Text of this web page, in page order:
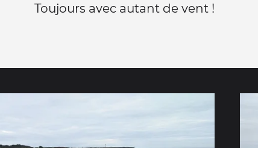
Toujours avec autant de vent !